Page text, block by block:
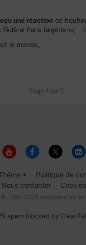
une réaction de
fédéral Paris (algériens)
le monde,
Page 4 sur 7
Politique de
Nous contacter
Cookies
© 1999-2026 Immigrer.com Inc.
spam blocked by